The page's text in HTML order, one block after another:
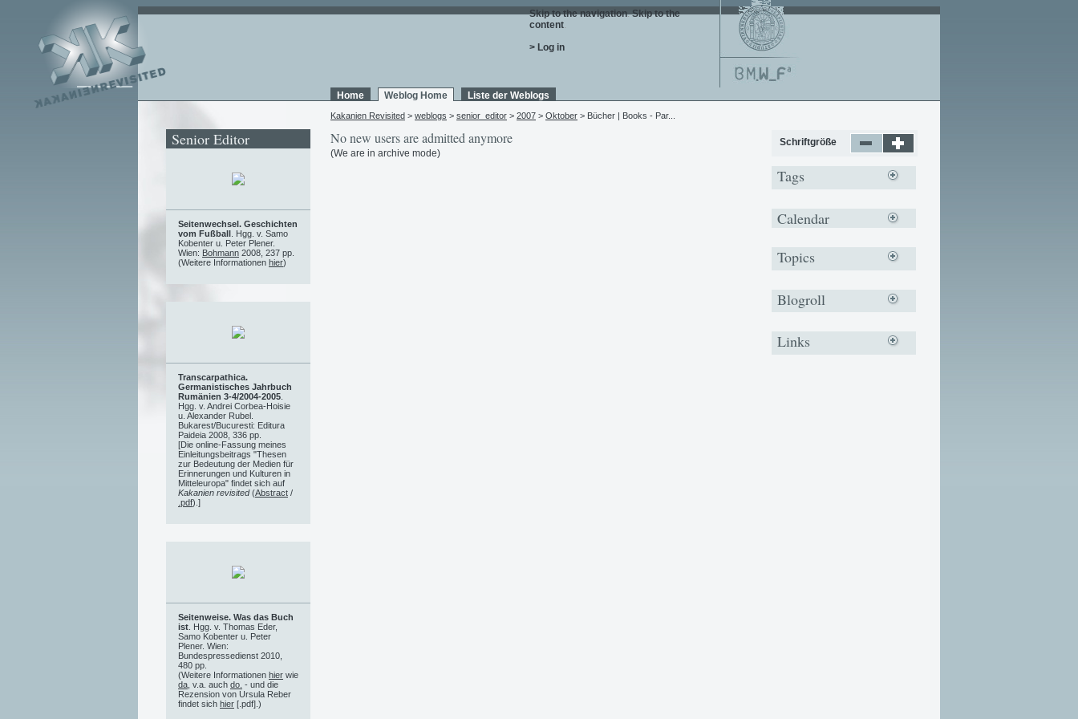
Skip to the navigation. Skip to the
content.
> Log in
Home Weblog Home Liste der Weblogs
Kakanien Revisited > weblogs > senior_editor > 2007 > Oktober > Bücher | Books - Par...
No new users are admitted anymore
(We are in archive mode)
Senior Editor
Seitenwechsel. Geschichten
vom Fußball . Hgg. v. Samo
Kobenter u. Peter Plener.
Wien: Bohmann 2008, 237 pp.
(Weitere Informationen hier)
Transcarpathica.
Germanistisches Jahrbuch
Rumänien 3-4/2004-2005
Hgg. v. Andrei Corbea-Hoisie
u. Alexander Rubel.
Bukarest/Bucuresti: Editura
Paideia 2008, 336 pp.
[Die online-Fassung meines
Einleitungsbeitrags "Thesen
zur Bedeutung der Medien für
Erinnerungen und Kulturen in
Mitteleuropa" findet sich auf
Kakanien revisited(Abstract /
.pdf).]
Seitenweise. Was das Buch
ist . Hgg. v. Thomas Eder,
Samo Kobenter u. Peter
Plener. Wien:
Bundespressedienst 2010,
480 pp.
(Weitere Informationen hier wie
da , v.a. auch do. - und die
Rezension von Ursula Reber
findet sich hier [.pdf].)
Schriftgröße
Tags
Calendar
Topics
Blogroll
Links